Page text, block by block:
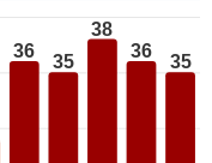
36
35
38
36
35